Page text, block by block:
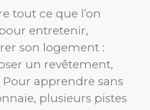
tout ce que l’on
entretenir,
son logement :
un revêtement,
apprendre sans
plusieurs pistes